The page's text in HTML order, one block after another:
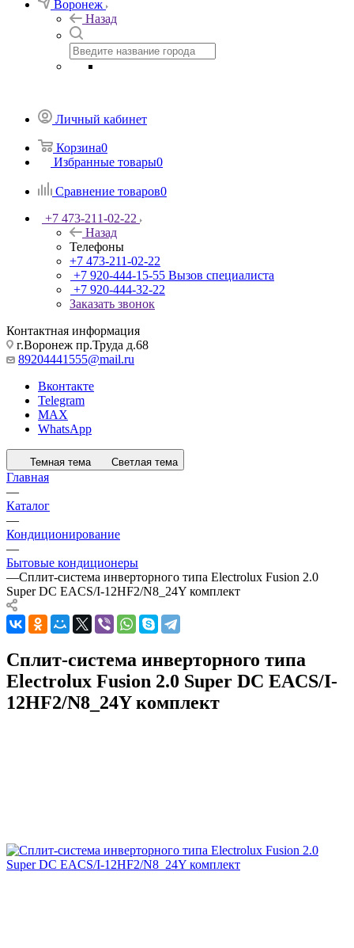
Воронеж
Назад
Личный кабинет
Корзина0
Избранные товары0
Сравнение товаров0
+7 473-211-02-22
Назад
Телефоны
+7 473-211-02-22
+7 920-444-15-55 Вызов специалиста
+7 920-444-32-22
Заказать звонок
Контактная информация
г.Воронеж пр.Труда д.68
89204441555@mail.ru
Вконтакте
Telegram
MAX
WhatsApp
Темная тема Светлая тема
Главная
—
Каталог
—
Кондиционирование
—
Бытовые кондиционеры
—Сплит-система инверторного типа Electrolux Fusion 2.0
Super DC EACS/I-12HF2/N8_24Y комплект
Сплит-система инверторного типа
Electrolux Fusion 2.0 Super DC EACS/I-
12HF2/N8_24Y комплект